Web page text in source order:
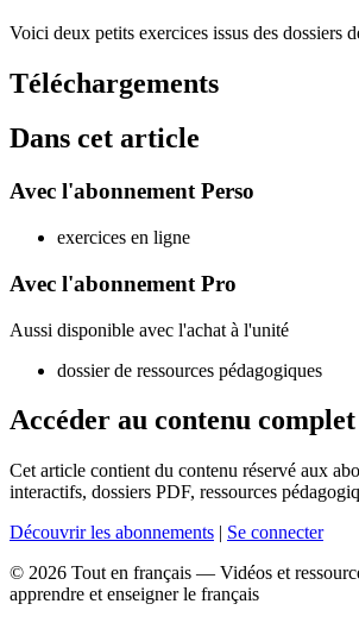
Voici deux petits exercices issus des dossiers
Téléchargements
Dans cet article
Avec l'abonnement Perso
exercices en ligne
Avec l'abonnement Pro
Aussi disponible avec l'achat à l'unité
dossier de ressources pédagogiques
Accéder au contenu complet
Cet article contient du contenu réservé aux
interactifs, dossiers PDF, ressources
Découvrir les abonnements | Se connecter
© 2026 Tout en français — Vidéos et
apprendre et enseigner le français